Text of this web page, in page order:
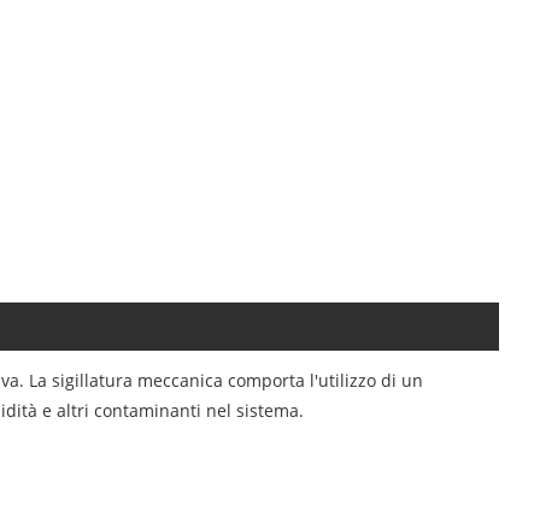
La sigillatura meccanica comporta l'utilizzo di un
e altri contaminanti nel sistema.